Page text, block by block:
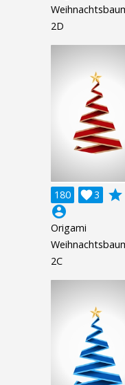
2D
180 3

grade
account_circle
Origami
2C